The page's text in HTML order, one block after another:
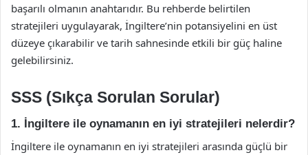
başarılı olmanın anahtarıdır. Bu rehberde belirtilen
stratejileri uygulayarak, İngiltere’nin potansiyelini en üst
düzeye çıkarabilir ve tarih sahnesinde etkili bir güç haline
gelebilirsiniz.
SSS (Sıkça Sorulan Sorular)
1. İngiltere ile oynamanın en iyi stratejileri nelerdir?
İngiltere ile oynamanın en iyi stratejileri arasında güçlü bir